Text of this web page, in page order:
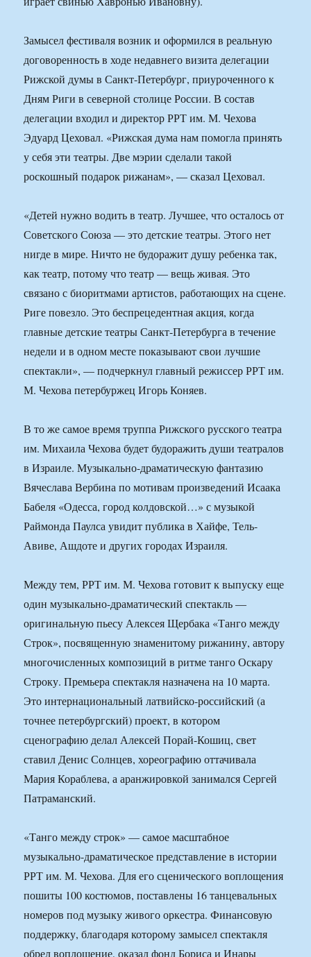
Замысел фестиваля возник и оформился в реальную
договоренность в ходе недавнего визита делегации
Рижской думы в Санкт-Петербург, приуроченного к
Дням Риги в северной столице России. В состав
делегации входил и директор РРТ им. М. Чехова
Эдуард Цеховал. «Рижская дума нам помогла принять
у себя эти театры. Две мэрии сделали такой
роскошный подарок рижанам», — сказал Цеховал.
«Детей нужно водить в театр. Лучшее, что осталось от
Советского Союза — это детские театры. Этого нет
нигде в мире. Ничто не будоражит душу ребенка так,
как театр, потому что театр — вещь живая. Это
связано с биоритмами артистов, работающих на сцене.
Риге повезло. Это беспрецедентная акция, когда
главные детские театры Санкт-Петербурга в течение
недели и в одном месте показывают свои лучшие
спектакли», — подчеркнул главный режиссер РРТ им.
М. Чехова петербуржец Игорь Коняев.
В то же самое время труппа Рижского русского театра
им. Михаила Чехова будет будоражить души театралов
в Израиле. Музыкально-драматическую фантазию
Вячеслава Вербина по мотивам произведений Исаака
Бабеля «Одесса, город колдовской…» с музыкой
Раймонда Паулса увидит публика в Хайфе, Тель-
Авиве, Ашдоте и других городах Израиля.
Между тем, РРТ им. М. Чехова готовит к выпуску еще
один музыкально-драматический спектакль —
оригинальную пьесу Алексея Щербака «Танго между
Строк», посвященную знаменитому рижанину, автору
многочисленных композиций в ритме танго Оскару
Строку. Премьера спектакля назначена на 10 марта.
Это интернациональный латвийско-российский (а
точнее петербургский) проект, в котором
сценографию делал Алексей Порай-Кошиц, свет
ставил Денис Солнцев, хореографию оттачивала
Мария Кораблева, а аранжировкой занимался Сергей
Патраманский.
«Танго между строк» — самое масштабное
музыкально-драматическое представление в истории
РРТ им. М. Чехова. Для его сценического воплощения
пошиты 100 костюмов, поставлены 16 танцевальных
номеров под музыку живого оркестра. Финансовую
поддержку, благодаря которому замысел спектакля
обрел воплощение, оказал фонд Бориса и Инары